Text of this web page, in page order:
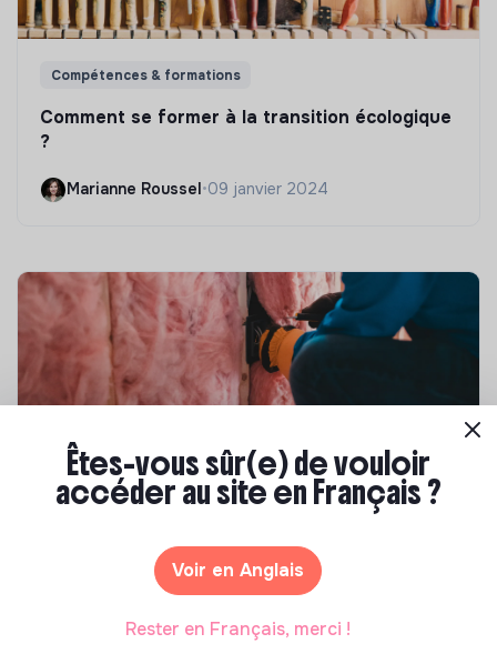
Compétences & formations
Comment se former à la transition écologique
?
Marianne Roussel •09 janvier 2024
Compétences & formations
Top 8 des formations en rénovation
énergétique des bâtiments
Êtes-vous sûr(e) de vouloir
accéder au site en Français ?
Voir en Anglais
Rester en Français, merci !